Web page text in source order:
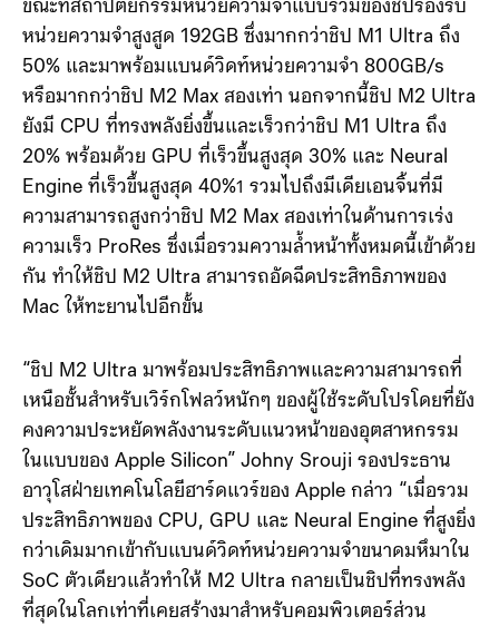
ขณะที่สถาปัตยกรรมหน่วยความจำแบบรวมของชิปรองรับ
หน่วยความจำสูงสูด 192GB ซึ่งมากกว่าชิป M1 Ultra ถึง
50% และมาพร้อมแบนด์วิดท์หน่วยความจำ 800GB/s
หรือมากกว่าชิป M2 Max สองเท่า นอกจากนี้ชิป M2 Ultra
ยังมี CPU ที่ทรงพลังยิ่งขึ้นและเร็วกว่าชิป M1 Ultra ถึง
20% พร้อมด้วย GPU ที่เร็วขึ้นสูงสุด 30% และ Neural
Engine ที่เร็วขึ้นสูงสุด 40%1 รวมไปถึงมีเดียเอนจิ้นที่มี
ความสามารถสูงกว่าชิป M2 Max สองเท่าในด้านการเร่ง
ความเร็ว ProRes ซึ่งเมื่อรวมความล้ำหน้าทั้งหมดนี้เข้าด้วย
กัน ทำให้ชิป M2 Ultra สามารถอัดฉีดประสิทธิภาพของ
Mac ให้ทะยานไปอีกขั้น
“ชิป M2 Ultra มาพร้อมประสิทธิภาพและความสามารถที่
เหนือชั้นสำหรับเวิร์กโฟลว์หนักๆ ของผู้ใช้ระดับโปรโดยที่ยัง
คงความประหยัดพลังงานระดับแนวหน้าของอุตสาหกรรม
ในแบบของ Apple Silicon” Johny Srouji รองประธาน
อาวุโสฝ่ายเทคโนโลยีฮาร์ดแวร์ของ Apple กล่าว “เมื่อรวม
ประสิทธิภาพของ CPU, GPU และ Neural Engine ที่สูงยิ่ง
กว่าเดิมมากเข้ากับแบนด์วิดท์หน่วยความจำขนาดมหึมาใน
SoC ตัวเดียวแล้วทำให้ M2 Ultra กลายเป็นชิปที่ทรงพลัง
ที่สุดในโลกเท่าที่เคยสร้างมาสำหรับคอมพิวเตอร์ส่วน